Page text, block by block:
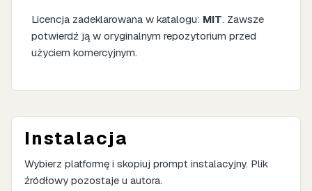
Licencja zadeklarowana w katalogu: MIT. Zawsze
potwierdź ją w oryginalnym repozytorium przed
użyciem komercyjnym.
Instalacja
Wybierz platformę i skopiuj prompt instalacyjny. Plik
źródłowy pozostaje u autora.